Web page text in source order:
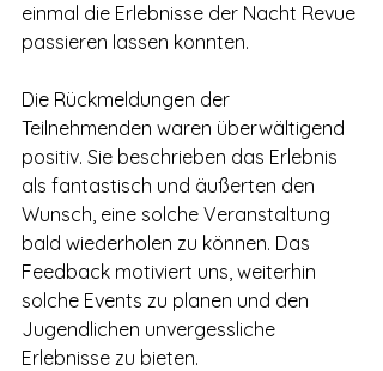
einmal die Erlebnisse der Nacht Revue
passieren lassen konnten.
Die Rückmeldungen der
Teilnehmenden waren überwältigend
positiv. Sie beschrieben das Erlebnis
als fantastisch und äußerten den
Wunsch, eine solche Veranstaltung
bald wiederholen zu können. Das
Feedback motiviert uns, weiterhin
solche Events zu planen und den
Jugendlichen unvergessliche
Erlebnisse zu bieten.